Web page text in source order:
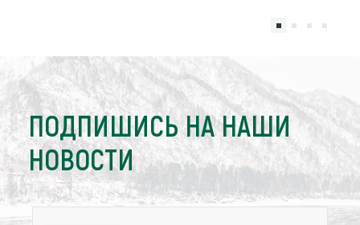
ПОДПИШИСЬ НА НАШИ
НОВОСТИ